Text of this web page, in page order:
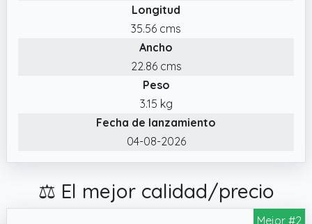
embutidos o verduras.Longitud
35.56 cms
Ancho
22.86 cms
Peso
3.15 kg
Fecha de lanzamiento
04-08-2026
⚖️ El mejor calidad/precio
Mejor #2